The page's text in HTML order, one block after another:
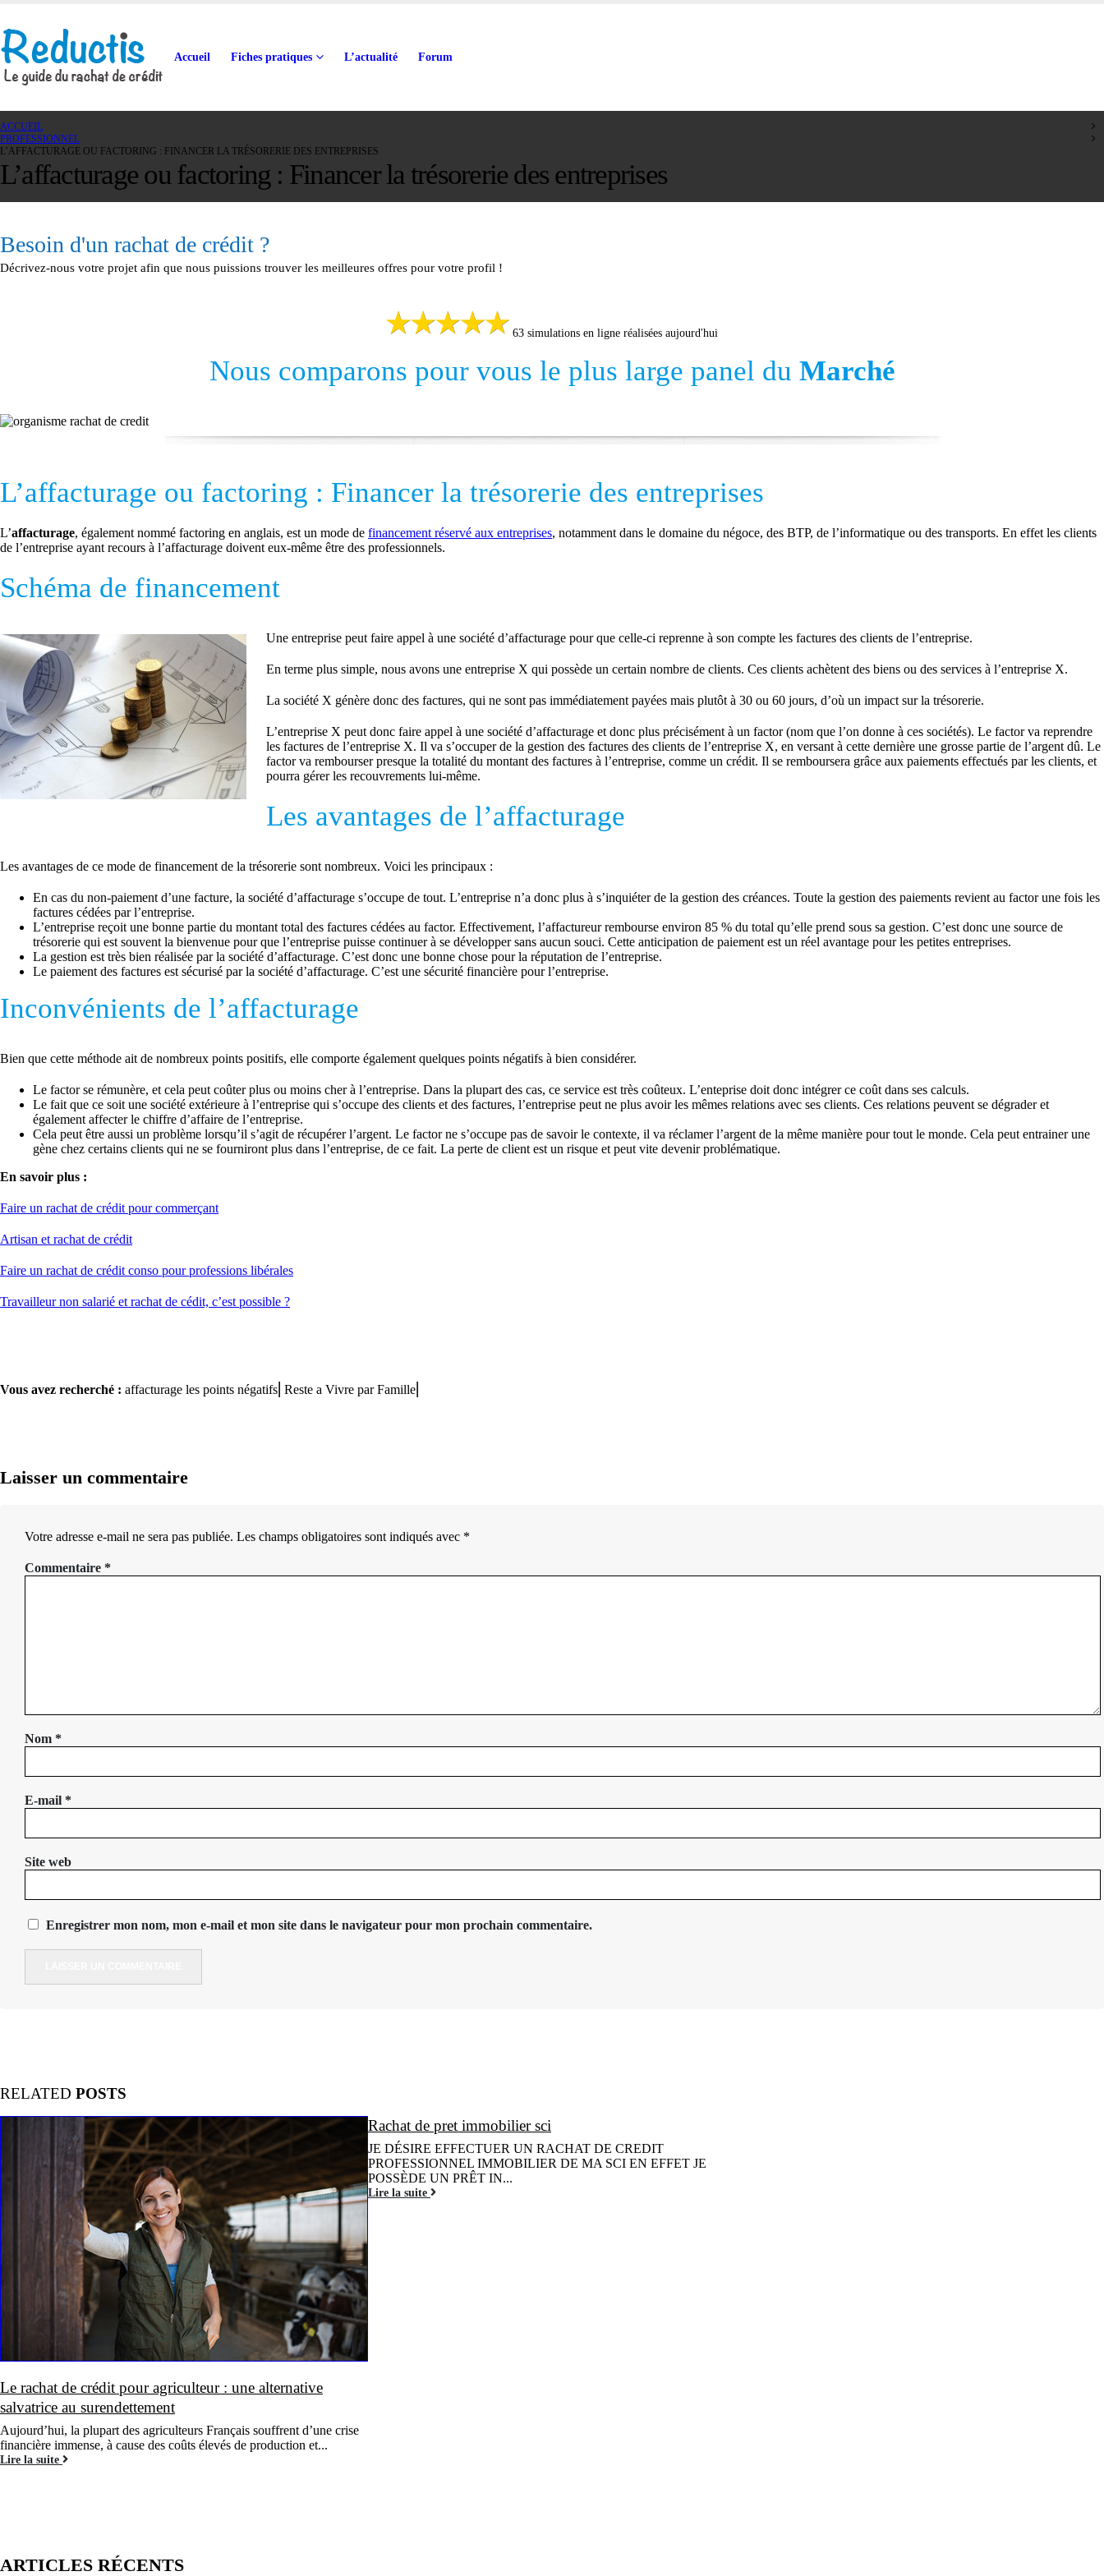
Accueil Fiches pratiques L’actualité Forum
ACCUEIL
PROFESSIONNEL
L’AFFACTURAGE OU FACTORING : FINANCER LA TRÉSORERIE DES ENTREPRISES
L’affacturage ou factoring : Financer la trésorerie des entreprises
Besoin d'un rachat de crédit ?
Décrivez-nous votre projet afin que nous puissions trouver les meilleures offres pour votre profil !
63 simulations en ligne réalisées aujourd'hui
Nous comparons pour vous le plus large panel du Marché
L’affacturage ou factoring : Financer la trésorerie des entreprises
L’affacturage, également nommé factoring en anglais, est un mode de financement réservé aux entreprises, notamment dans le domaine du négoce, des BTP, de l’informatique ou des transports. En effet les clients
de l’entreprise ayant recours à l’affacturage doivent eux-même être des professionnels.
Schéma de financement
Une entreprise peut faire appel à une société d’affacturage pour que celle-ci reprenne à son compte les factures des clients de l’entreprise.
En terme plus simple, nous avons une entreprise X qui possède un certain nombre de clients. Ces clients achètent des biens ou des services à l’entreprise X.
La société X génère donc des factures, qui ne sont pas immédiatement payées mais plutôt à 30 ou 60 jours, d’où un impact sur la trésorerie.
L’entreprise X peut donc faire appel à une société d’affacturage et donc plus précisément à un factor (nom que l’on donne à ces sociétés). Le factor va reprendre
les factures de l’entreprise X. Il va s’occuper de la gestion des factures des clients de l’entreprise X, en versant à cette dernière une grosse partie de l’argent dû. Le
factor va rembourser presque la totalité du montant des factures à l’entreprise, comme un crédit. Il se remboursera grâce aux paiements effectués par les clients, et
pourra gérer les recouvrements lui-même.
Les avantages de l’affacturage
Les avantages de ce mode de financement de la trésorerie sont nombreux. Voici les principaux :
En cas du non-paiement d’une facture, la société d’affacturage s’occupe de tout. L’entreprise n’a donc plus à s’inquiéter de la gestion des créances. Toute la gestion des paiements revient au factor une fois les
factures cédées par l’entreprise.
L’entreprise reçoit une bonne partie du montant total des factures cédées au factor. Effectivement, l’affactureur rembourse environ 85 % du total qu’elle prend sous sa gestion. C’est donc une source de
trésorerie qui est souvent la bienvenue pour que l’entreprise puisse continuer à se développer sans aucun souci. Cette anticipation de paiement est un réel avantage pour les petites entreprises.
La gestion est très bien réalisée par la société d’affacturage. C’est donc une bonne chose pour la réputation de l’entreprise.
Le paiement des factures est sécurisé par la société d’affacturage. C’est une sécurité financière pour l’entreprise.
Inconvénients de l’affacturage
Bien que cette méthode ait de nombreux points positifs, elle comporte également quelques points négatifs à bien considérer.
Le factor se rémunère, et cela peut coûter plus ou moins cher à l’entreprise. Dans la plupart des cas, ce service est très coûteux. L’enteprise doit donc intégrer ce coût dans ses calculs.
Le fait que ce soit une société extérieure à l’entreprise qui s’occupe des clients et des factures, l’entreprise peut ne plus avoir les mêmes relations avec ses clients. Ces relations peuvent se dégrader et
également affecter le chiffre d’affaire de l’entreprise.
Cela peut être aussi un problème lorsqu’il s’agit de récupérer l’argent. Le factor ne s’occupe pas de savoir le contexte, il va réclamer l’argent de la même manière pour tout le monde. Cela peut entrainer une
gène chez certains clients qui ne se fourniront plus dans l’entreprise, de ce fait. La perte de client est un risque et peut vite devenir problématique.
En savoir plus :
Faire un rachat de crédit pour commerçant
Artisan et rachat de crédit
Faire un rachat de crédit conso pour professions libérales
Travailleur non salarié et rachat de cédit, c’est possible ?
Vous avez recherché : affacturage les points négatifs⎢Reste a Vivre par Famille⎢
Laisser un commentaire
Votre adresse e-mail ne sera pas publiée. Les champs obligatoires sont indiqués avec *
Commentaire *
Nom *
E-mail *
Site web
Enregistrer mon nom, mon e-mail et mon site dans le navigateur pour mon prochain commentaire.
RELATED POSTS
Le rachat de crédit pour agriculteur : une alternative
salvatrice au surendettement
Aujourd’hui, la plupart des agriculteurs Français souffrent d’une crise
financière immense, à cause des coûts élevés de production et...
Lire la suite
Rachat de pret immobilier sci
JE DÉSIRE EFFECTUER UN RACHAT DE CREDIT
PROFESSIONNEL IMMOBILIER DE MA SCI EN EFFET JE
POSSÈDE UN PRÊT IN...
Lire la suite
ARTICLES RÉCENTS